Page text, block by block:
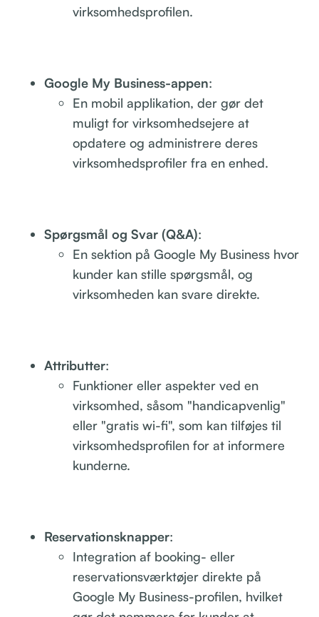
virksomhedsprofilen.
Google My Business-appen:
En mobil applikation, der gør det
muligt for virksomhedsejere at
opdatere og administrere deres
virksomhedsprofiler fra en enhed.
Spørgsmål og Svar (Q&A):
En sektion på Google My Business hvor
kunder kan stille spørgsmål, og
virksomheden kan svare direkte.
Attributter:
Funktioner eller aspekter ved en
virksomhed, såsom "handicapvenlig"
eller "gratis wi-fi", som kan tilføjes til
virksomhedsprofilen for at informere
kunderne.
Reservationsknapper:
Integration af booking- eller
reservationsværktøjer direkte på
Google My Business-profilen, hvilket